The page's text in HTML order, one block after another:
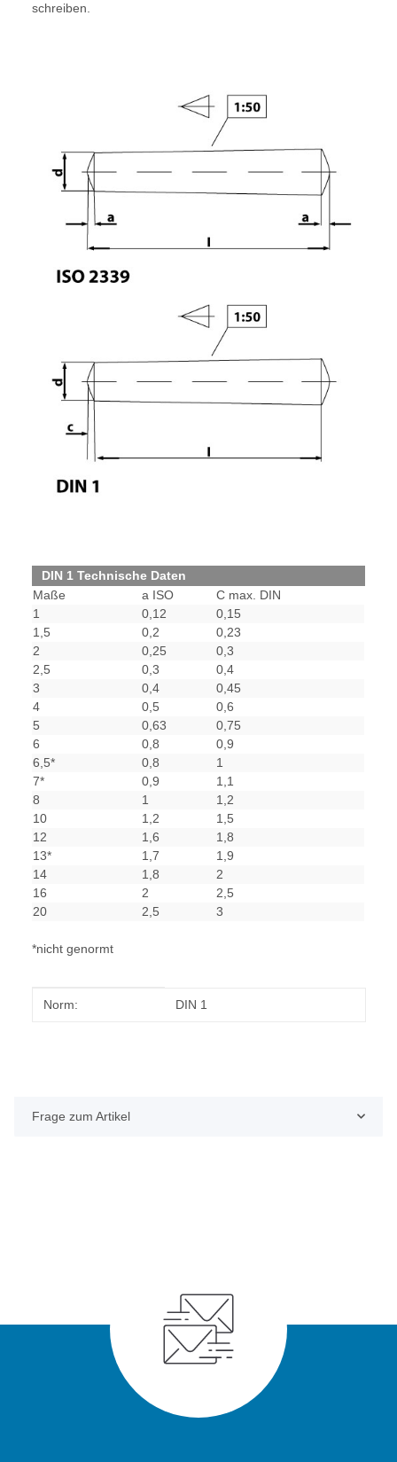
schreiben.
DIN 1 Technische Daten
Maße
a ISO
C max. DIN
1
0,12
0,15
1,5
0,2
0,23
2
0,25
0,3
2,5
0,3
0,4
3
0,4
0,45
4
0,5
0,6
5
0,63
0,75
6
0,8
0,9
6,5*
0,8
1
7*
0,9
1,1
8
1
1,2
10
1,2
1,5
12
1,6
1,8
13*
1,7
1,9
14
1,8
2
16
2
2,5
20
2,5 3
*nicht genormt
Produkteigenschaft
Wert
Norm: DIN 1
Frage zum Artikel